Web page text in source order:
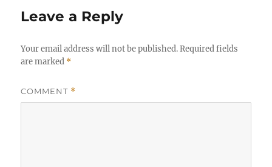
Leave a Reply
Your email address will not be published. Required fields
are marked *
COMMENT *